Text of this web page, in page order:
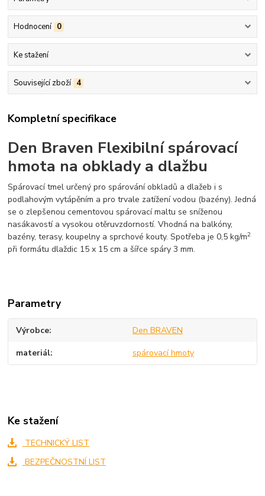
Hodnocení 0
Ke stažení
Související zboží 4
Kompletní specifikace
Den Braven Flexibilní spárovací
hmota na obklady a dlažbu
Spárovací tmel určený pro spárování obkladů a dlažeb i s
podlahovým vytápěním a pro trvale zatížení vodou (bazény). Jedná
se o zlepšenou cementovou spárovací maltu se sníženou
nasákavostí a vysokou otěruvzdorností. Vhodná na balkóny,
bazény, terasy, koupelny a sprchové kouty. Spotřeba je 0,5 kg/m2
při formátu dlaždic 15 x 15 cm a šířce spáry 3 mm.
Parametry
Výrobce Den BRAVEN
materiál spárovací hmoty
Ke stažení
TECHNICKÝ LIST
BEZPEČNOSTNÍ LIST